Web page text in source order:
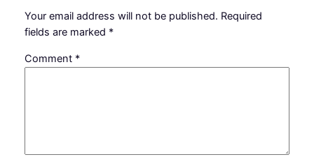
Your email address will not be published. Required
fields are marked *
Comment *